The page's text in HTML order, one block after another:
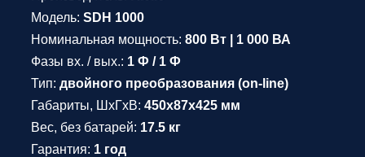
Модель: SDH 1000
Номинальная мощность: 800 Вт | 1 000 ВА
Фазы вх. / вых.: 1 Ф / 1 Ф
Тип: двойного преобразования (on-line)
Габариты, ШхГхВ: 450x87x425 мм
Вес, без батарей: 17.5 кг
Гарантия: 1 год